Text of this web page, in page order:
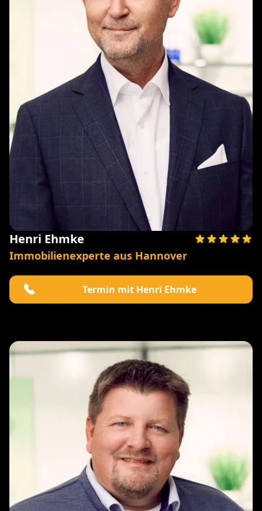
Henri Ehmke
Immobilienexperte aus Hannover
Termin mit Henri Ehmke